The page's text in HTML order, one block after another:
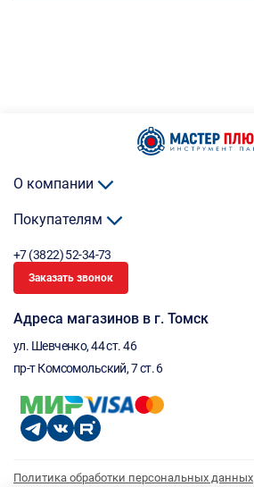
О компании
Покупателям
+7 (3822) 52-34-73
Заказать звонок
Адреса магазинов в г. Томск
ул. Шевченко, 44 ст. 46
пр-т Комсомольский, 7 ст. 6
Политика обработки персональных данных